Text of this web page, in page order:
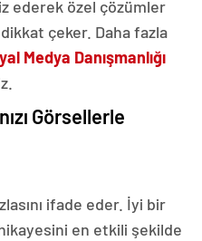
ederek özel çözümler
çeker. Daha fazla
Medya Danışmanlığı
Görsellerle
ifade eder. İyi bir
en etkili şekilde